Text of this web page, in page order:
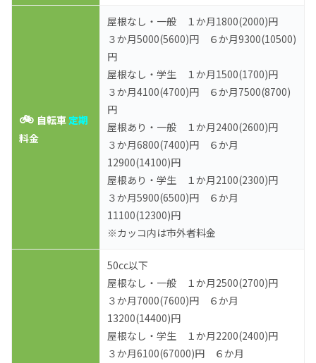
🚲 自転車定期
料金
屋根なし・一般 １か月1800(2000)円
３か月5000(5600)円 ６か月9300(10500)
円
屋根なし・学生 １か月1500(1700)円
３か月4100(4700)円 ６か月7500(8700)
円
屋根あり・一般 １か月2400(2600)円
３か月6800(7400)円 ６か月
12900(14100)円
屋根あり・学生 １か月2100(2300)円
３か月5900(6500)円 ６か月
11100(12300)円
※カッコ内は市外者料金
50cc以下
屋根なし・一般 １か月2500(2700)円
３か月7000(7600)円 ６か月
13200(14400)円
屋根なし・学生 １か月2200(2400)円
３か月6100(67000)円 ６か月